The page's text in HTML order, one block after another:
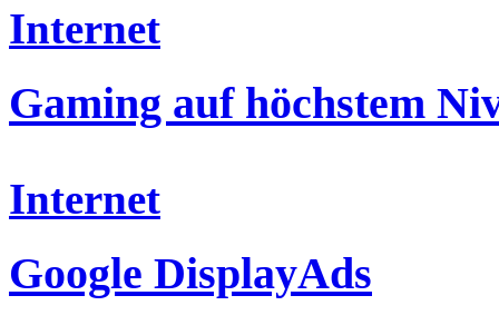
Internet
Gaming auf höchstem
Internet
Google DisplayAds